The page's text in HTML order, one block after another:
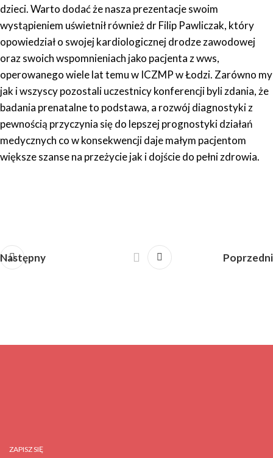
dzieci. Warto dodać że nasza prezentacje swoim
wystąpieniem uświetnił również dr Filip Pawliczak, który
opowiedział o swojej kardiologicznej drodze zawodowej
oraz swoich wspomnieniach jako pacjenta z wws,
operowanego wiele lat temu w ICZMP w Łodzi. Zarówno my
jak i wszyscy pozostali uczestnicy konferencji byli zdania, że
badania prenatalne to podstawa, a rozwój diagnostyki z
pewnością przyczynia się do lepszej prognostyki działań
medycznych co w konsekwencji daje małym pacjentom
większe szanse na przeżycie jak i dojście do pełni zdrowia.
Następny Poprzedni
ZAPISZ SIĘ